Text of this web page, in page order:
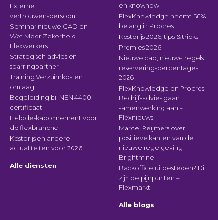
Externe
vertrouwenspersoon
Seminar nieuwe CAO en
Wet Meer Zekerheid
Flexwerkers
Strategisch advies en
sparringpartner
Training Verzuimkosten
omlaag!
Begeleiding bij NEN 4400-
certificaat
Helpdeskabonnement voor
de flexbranche
Kostprijs en andere
actualiteiten voor 2026
Alle diensten
en knowhow
FlexKnowledge neemt 50%
belang in Procres
Kostprijs 2026, tips & tricks
Premies 2026
Nieuwe cao, nieuwe regels:
reserveringspercentages
2026
FlexKnowledge en Procres
Bedrijfsadvies gaan
samenwerking aan –
Flexnieuws
Marcel Reijmers over
positieve kanten van de
nieuwe regelgeving –
Brightmine
Backoffice uitbesteden? Dit
zijn de pijnpunten –
Flexmarkt
Alle blogs